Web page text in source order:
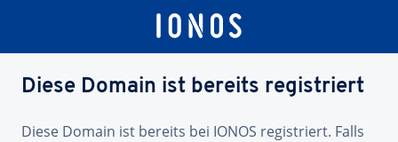
Diese Domain ist bereits registriert
Diese Domain ist bereits bei IONOS registriert. Falls